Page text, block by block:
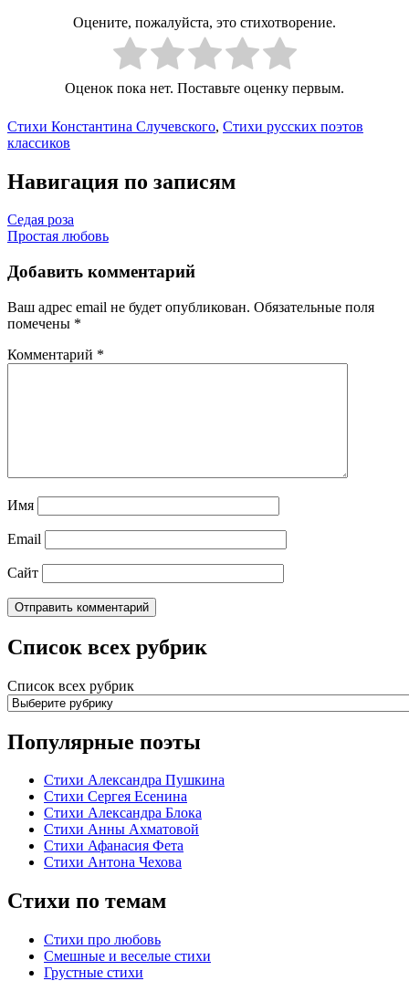
Оцените, пожалуйста, это стихотворение.
Оценок пока нет. Поставьте оценку первым.
Стихи Константина Случевского, Стихи русских поэтов
классиков
Навигация по записям
Седая роза
Простая любовь
Добавить комментарий
Ваш адрес email не будет опубликован. Обязательные поля
помечены *
Комментарий *
Имя
Email
Сайт
Список всех рубрик
Список всех рубрик
Популярные поэты
Стихи Александра Пушкина
Стихи Сергея Есенина
Стихи Александра Блока
Стихи Анны Ахматовой
Стихи Афанасия Фета
Стихи Антона Чехова
Стихи по темам
Стихи про любовь
Смешные и веселые стихи
Грустные стихи